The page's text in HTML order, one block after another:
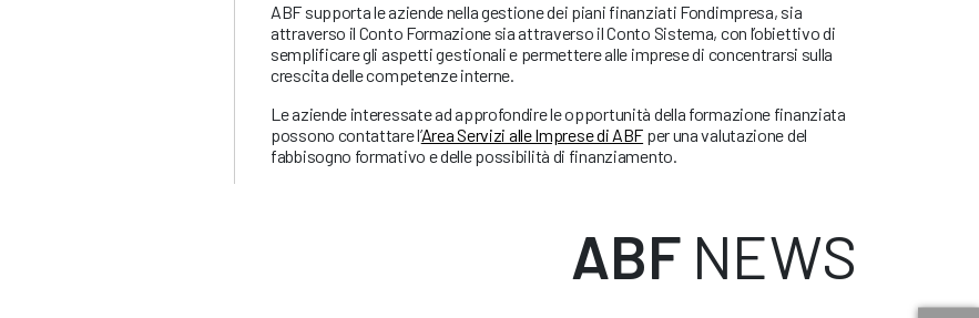
ABF supporta le aziende nella gestione dei piani finanziati Fondimpresa, sia
attraverso il Conto Formazione sia attraverso il Conto Sistema, con l’obiettivo di
semplificare gli aspetti gestionali e permettere alle imprese di concentrarsi sulla
crescita delle competenze interne.
Le aziende interessate ad approfondire le opportunità della formazione finanziata
possono contattare l’Area Servizi alle Imprese di ABF per una valutazione del
fabbisogno formativo e delle possibilità di finanziamento.
ABFNEWS